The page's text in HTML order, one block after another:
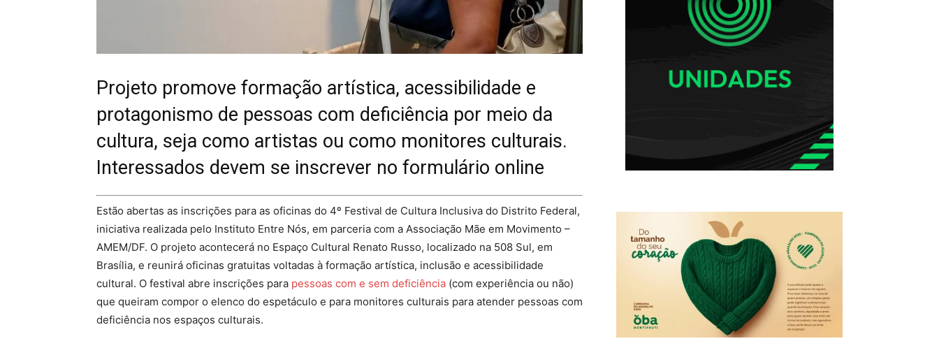
Projeto promove formação artística, acessibilidade e
protagonismo de pessoas com deficiência por meio da
cultura, seja como artistas ou como monitores culturais.
Interessados devem se inscrever no formulário online
Estão abertas as inscrições para as oficinas do 4º Festival de Cultura Inclusiva do Distrito Federal,
iniciativa realizada pelo Instituto Entre Nós, em parceria com a Associação Mãe em Movimento –
AMEM/DF. O projeto acontecerá no Espaço Cultural Renato Russo, localizado na 508 Sul, em
Brasília, e reunirá oficinas gratuitas voltadas à formação artística, inclusão e acessibilidade
cultural. O festival abre inscrições para pessoas com e sem deficiência (com experiência ou não)
que queiram compor o elenco do espetáculo e para monitores culturais para atender pessoas com
deficiência nos espaços culturais.